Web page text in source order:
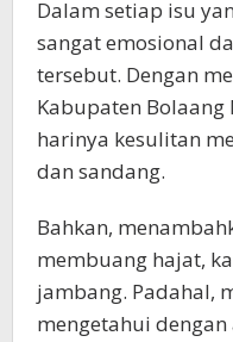
Dalam setiap isu
sangat emosional
tersebut. Dengan
Kabupaten Bolaang
harinya kesulitan
dan sandang.
Bahkan,
membuang hajat,
jambang. Padahal,
mengetahui dengan